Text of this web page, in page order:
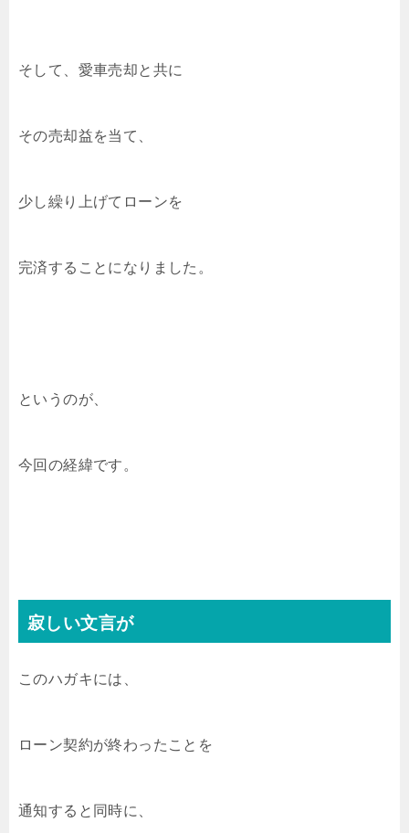
そして、愛車売却と共に
その売却益を当て、
少し繰り上げてローンを
完済することになりました。
というのが、
今回の経緯です。
寂しい文言が
このハガキには、
ローン契約が終わったことを
通知すると同時に、